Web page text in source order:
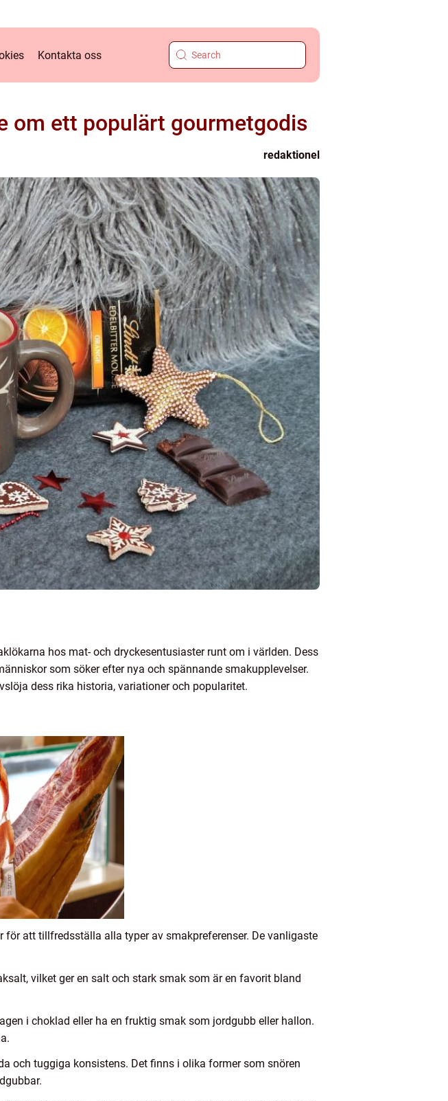
Kontakta oss
om ett populärt gourmetgodis
redaktionel
hos mat- och dryckesentusiaster runt om i världen. Dess
som söker efter nya och spännande smakupplevelser.
dess rika historia, variationer och popularitet.
att tillfredsställa alla typer av smakpreferenser. De vanligaste
vilket ger en salt och stark smak som är en favorit bland
i choklad eller ha en fruktig smak som jordgubb eller hallon.
och tuggiga konsistens. Det finns i olika former som snören